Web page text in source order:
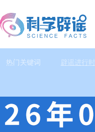
热门关键词 辟谣进行时